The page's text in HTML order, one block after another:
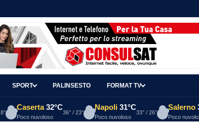
SPORT PALINSESTO FORMAT TV
Caserta 32°C
Poco nuvoloso
36° / 23°
Napoli 31°C
Poco nuvoloso
33° / 26°
Salerno
Poco